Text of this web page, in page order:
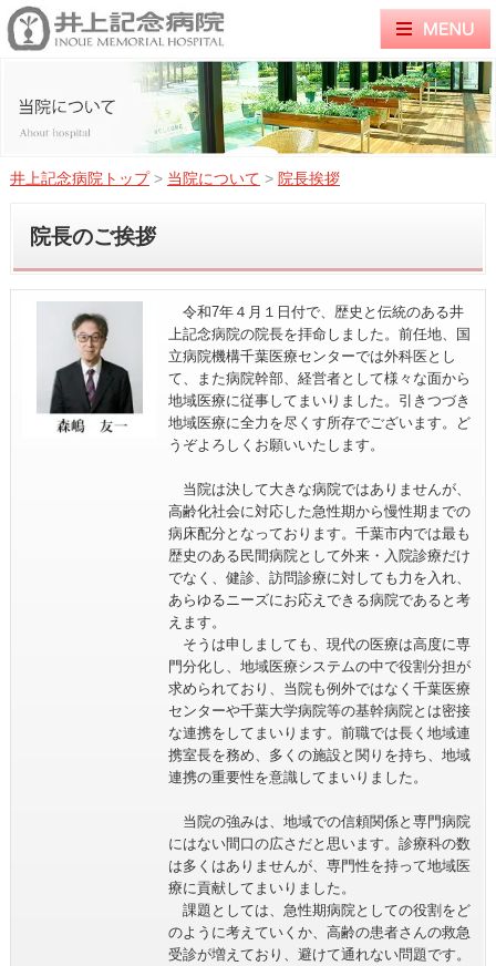
井上記念病院トップ > 当院について > 院長挨拶
院長のご挨拶
令和7年４月１日付で、歴史と伝統のある井
上記念病院の院長を拝命しました。前任地、国
立病院機構千葉医療センターでは外科医とし
て、また病院幹部、経営者として様々な面から
地域医療に従事してまいりました。引きつづき
地域医療に全力を尽くす所存でございます。ど
うぞよろしくお願いいたします。
当院は決して大きな病院ではありませんが、
高齢化社会に対応した急性期から慢性期までの
病床配分となっております。千葉市内では最も
歴史のある民間病院として外来・入院診療だけ
でなく、健診、訪問診療に対しても力を入れ、
あらゆるニーズにお応えできる病院であると考
えます。
そうは申しましても、現代の医療は高度に専
門分化し、地域医療システムの中で役割分担が
求められており、当院も例外ではなく千葉医療
センターや千葉大学病院等の基幹病院とは密接
な連携をしてまいります。前職では長く地域連
携室長を務め、多くの施設と関りを持ち、地域
連携の重要性を意識してまいりました。
当院の強みは、地域での信頼関係と専門病院
にはない間口の広さだと思います。診療科の数
は多くはありませんが、専門性を持って地域医
療に貢献してまいりました。
課題としては、急性期病院としての役割をど
のように考えていくか、高齢の患者さんの救急
受診が増えており、避けて通れない問題です。